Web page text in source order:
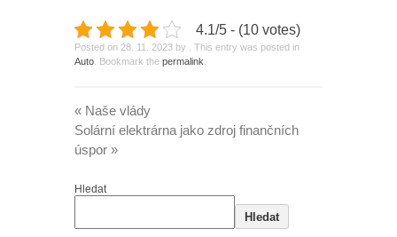
4.1/5 - (10 votes)
Posted on 28. 11. 2023 by
. This entry was posted in
Auto . Bookmark the permalink
« Naše vlády
Solární elektrárna jako zdroj finančních
úspor »
Hledat
Hledat